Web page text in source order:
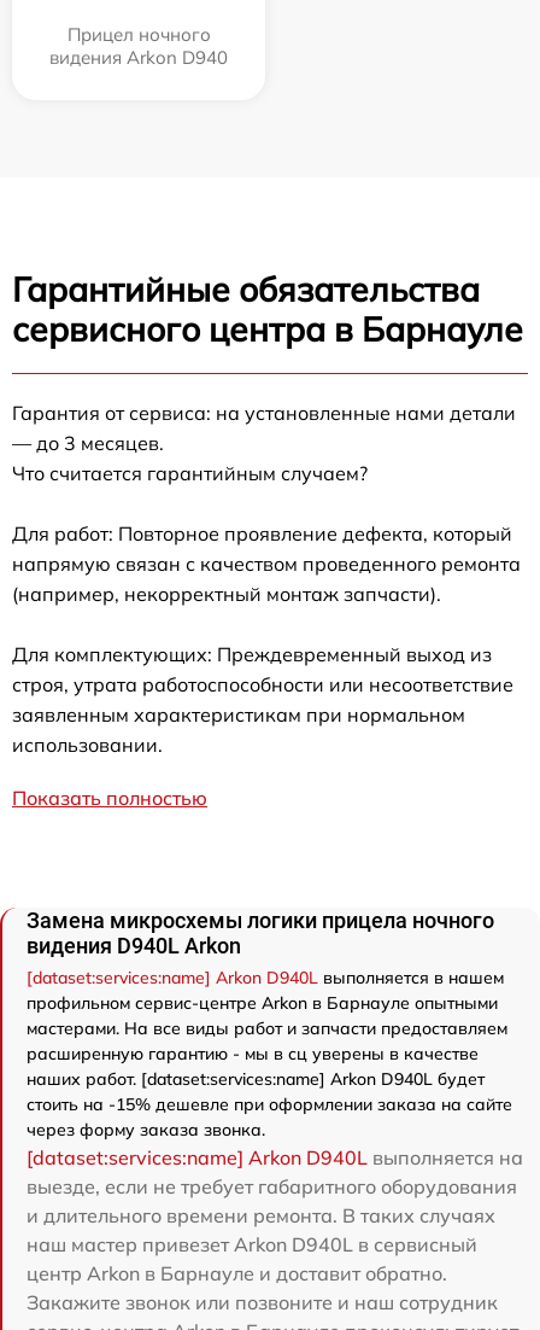
Прицел ночного
видения Arkon D940
Гарантийные обязательства
сервисного центра в Барнауле
Гарантия от сервиса: на установленные нами детали
— до 3 месяцев.
Что считается гарантийным случаем?
Для работ: Повторное проявление дефекта, который
напрямую связан с качеством проведенного ремонта
(например, некорректный монтаж запчасти).
Для комплектующих: Преждевременный выход из
строя, утрата работоспособности или несоответствие
заявленным характеристикам при нормальном
использовании.
Показать полностью
Замена микросхемы логики прицела ночного
видения D940L Arkon
[dataset:services:name] Arkon D940L выполняется в нашем
профильном сервис-центре Arkon в Барнауле опытными
мастерами. На все виды работ и запчасти предоставляем
расширенную гарантию - мы в сц уверены в качестве
наших работ. [dataset:services:name] Arkon D940L будет
стоить на -15% дешевле при оформлении заказа на сайте
через форму заказа звонка.
[dataset:services:name] Arkon D940L выполняется на
выезде, если не требует габаритного оборудования
и длительного времени ремонта. В таких случаях
наш мастер привезет Arkon D940L в сервисный
центр Arkon в Барнауле и доставит обратно.
Закажите звонок или позвоните и наш сотрудник